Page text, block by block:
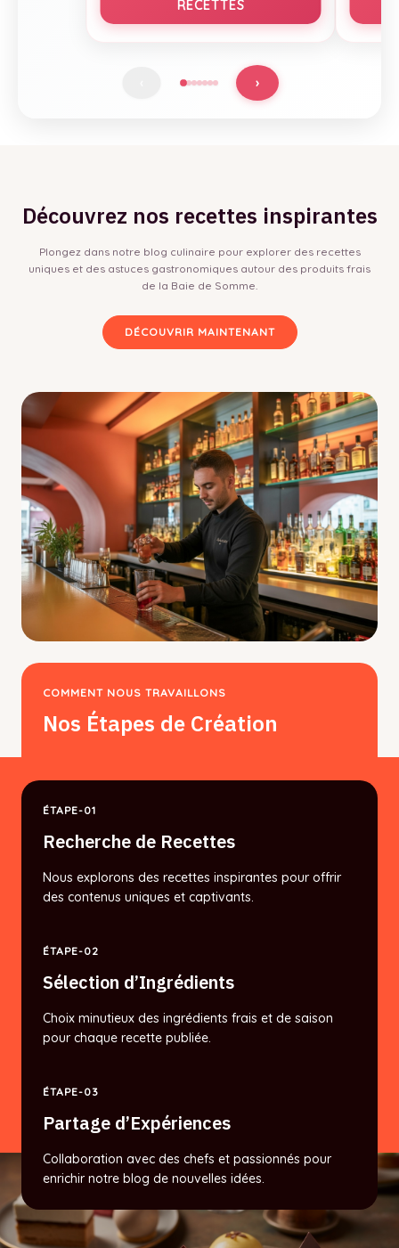
RECETTES
›
Découvrez nos recettes inspirantes
Plongez dans notre blog culinaire pour explorer des recettes
uniques et des astuces gastronomiques autour des produits frais
de la Baie de Somme.
DÉCOUVRIR MAINTENANT
COMMENT NOUS TRAVAILLONS
Nos Étapes de Création
ÉTAPE-01
Recherche de Recettes
Nous explorons des recettes inspirantes pour offrir
des contenus uniques et captivants.
ÉTAPE-02
Sélection d’Ingrédients
Choix minutieux des ingrédients frais et de saison
pour chaque recette publiée.
ÉTAPE-03
Partage d’Expériences
Collaboration avec des chefs et passionnés pour
enrichir notre blog de nouvelles idées.